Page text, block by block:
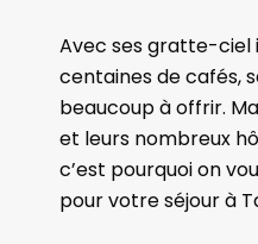
Avec ses gratte-ciel
centaines de cafés,
beaucoup à offrir.
et leurs nombreux
c’est pourquoi on
pour votre séjour à